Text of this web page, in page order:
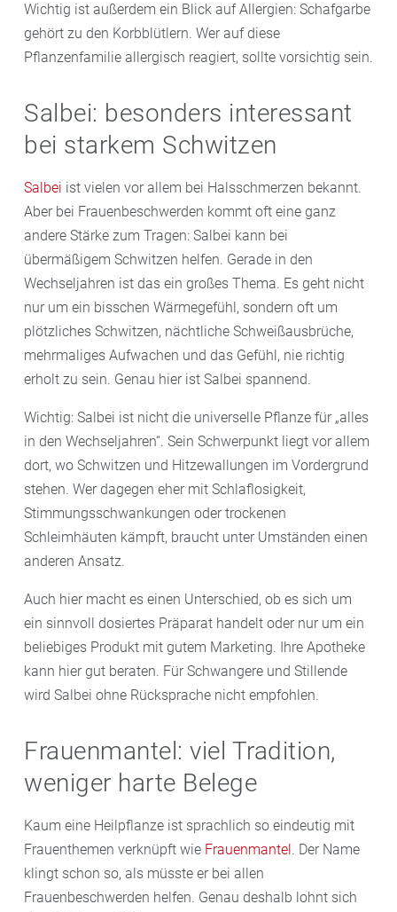
Wichtig ist außerdem ein Blick auf Allergien: Schafgarbe
gehört zu den Korbblütlern. Wer auf diese
Pflanzenfamilie allergisch reagiert, sollte vorsichtig sein.
Salbei: besonders interessant
bei starkem Schwitzen
Salbei ist vielen vor allem bei Halsschmerzen bekannt.
Aber bei Frauenbeschwerden kommt oft eine ganz
andere Stärke zum Tragen: Salbei kann bei
übermäßigem Schwitzen helfen. Gerade in den
Wechseljahren ist das ein großes Thema. Es geht nicht
nur um ein bisschen Wärmegefühl, sondern oft um
plötzliches Schwitzen, nächtliche Schweißausbrüche,
mehrmaliges Aufwachen und das Gefühl, nie richtig
erholt zu sein. Genau hier ist Salbei spannend.
Wichtig: Salbei ist nicht die universelle Pflanze für „alles
in den Wechseljahren“. Sein Schwerpunkt liegt vor allem
dort, wo Schwitzen und Hitzewallungen im Vordergrund
stehen. Wer dagegen eher mit Schlaflosigkeit,
Stimmungsschwankungen oder trockenen
Schleimhäuten kämpft, braucht unter Umständen einen
anderen Ansatz.
Auch hier macht es einen Unterschied, ob es sich um
ein sinnvoll dosiertes Präparat handelt oder nur um ein
beliebiges Produkt mit gutem Marketing. Ihre Apotheke
kann hier gut beraten. Für Schwangere und Stillende
wird Salbei ohne Rücksprache nicht empfohlen.
Frauenmantel: viel Tradition,
weniger harte Belege
Kaum eine Heilpflanze ist sprachlich so eindeutig mit
Frauenthemen verknüpft wie Frauenmantel . Der Name
klingt schon so, als müsste er bei allen
Frauenbeschwerden helfen. Genau deshalb lohnt sich